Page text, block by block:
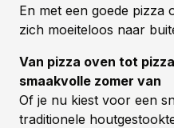
En met een goede pizza
zich moeiteloos naar
Van pizza oven tot
smaakvolle zomer van
Of je nu kiest voor een
traditionele